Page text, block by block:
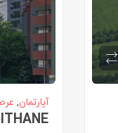
آپارتمان,